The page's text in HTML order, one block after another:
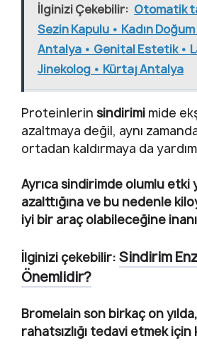
İlginizi Çekebilir: Otomatik
Sezin Kapulu • Kadın Doğum
Antalya • Genital Estetik •
Jinekolog • Kürtaj Antalya
Proteinlerin sindirimi mide
azaltmaya değil, aynı
ortadan kaldırmaya da
Ayrıca sindirimde olumlu etki
azalttığına ve bu nedenle
iyi bir araç olabileceğine
İlginizi çekebilir: Sindirim
Önemlidir?
Bromelain son birkaç on
rahatsızlığı tedavi etmek için